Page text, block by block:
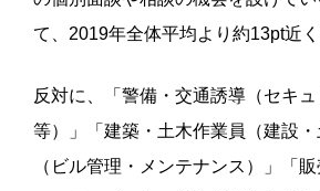
て、2019年全体平均より約13pt近く
反対に、「警備・交通誘導（セキ
等）」「建築・土木作業員（建設
（ビル管理・メンテナンス）」「